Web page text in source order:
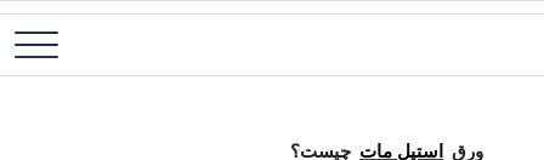
پرش فولاد آلیاژی-میلگرد آلیاژی-تسمه آلیاژی-ورق آلیاژی-لوله آلیاژی-نبشی
ورق استیل مات چیست؟